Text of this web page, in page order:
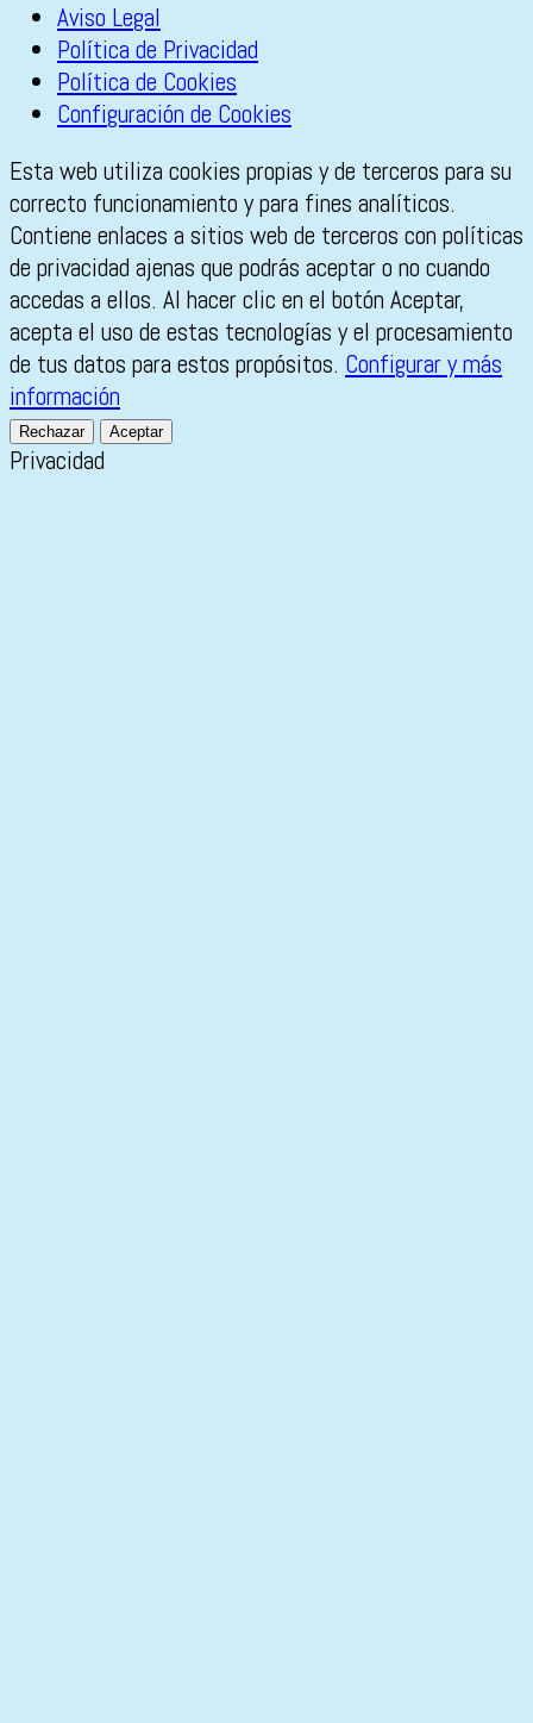
Aviso Legal
Política de Privacidad
Política de Cookies
Configuración de Cookies
Esta web utiliza cookies propias y de terceros para su
correcto funcionamiento y para fines analíticos.
Contiene enlaces a sitios web de terceros con políticas
de privacidad ajenas que podrás aceptar o no cuando
accedas a ellos. Al hacer clic en el botón Aceptar,
acepta el uso de estas tecnologías y el procesamiento
de tus datos para estos propósitos. Configurar y más
información
Rechazar Aceptar
Privacidad